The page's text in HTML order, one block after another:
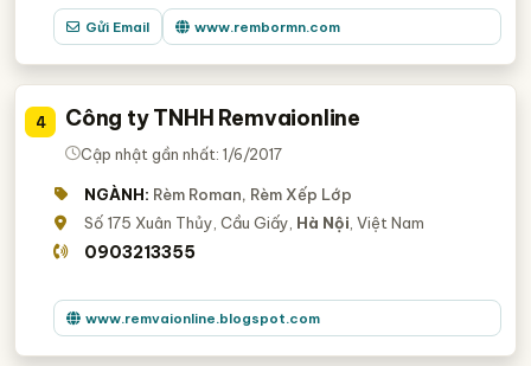
Gửi Email www.rembormn.com
4 Công ty TNHH Remvaionline
Cập nhật gần nhất: 1/6/2017
NGÀNH: Rèm Roman, Rèm Xếp Lớp
Số 175 Xuân Thủy, Cầu Giấy, Hà Nội , Việt Nam
0903213355
www.remvaionline.blogspot.com